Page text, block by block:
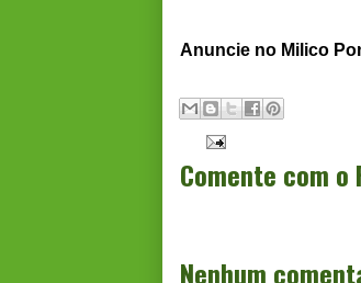
Anuncie no Milico
Comente com o
Nenhum